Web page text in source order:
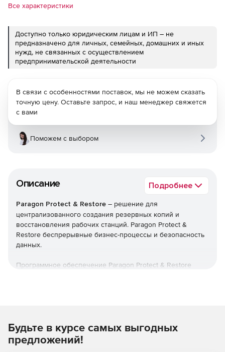
Все характеристики
Доступно только юридическим лицам и ИП – не
предназначено для личных, семейных, домашних и иных
нужд, не связанных с осуществлением
предпринимательской деятельности
Описание Подробнее
Paragon Protect & Restore – решение для
централизованного создания резервных копий и
восстановления рабочих станций. Paragon Protect &
Restore беспрерывные бизнес-процессы и безопасность
данных.
Программное обеспечение Paragon Protect & Restore
регулирование трафика и интеллектуальную
балансировку перегрузки. Paragon Protect & Restore
использует централизованную консоль с простым
В связи с особенностями поставок, мы не можем сказать
точную цену. Оставьте запрос, и наш менеджер свяжется
с вами
Поможем с выбором
Будьте в курсе самых выгодных
предложений!